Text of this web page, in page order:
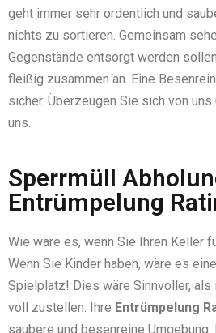
geht immer sehr ordentlich und
nichts zu sortieren. Gemeinsam
Gegenstände entsorgt werden
fleißig zusammen an. Eine
sicher. Überzeugen Sie sich von
uns.
Sperrmüll
Entrümpelung
Wie wäre es, wenn Sie Ihren Keller
Wenn Sie Kinder haben, wäre es
Spielplatz! Dies wäre Sinnvoller, als
voll zustellen. Ihre Entrümpelung
saubere und besenreine Umgebung.